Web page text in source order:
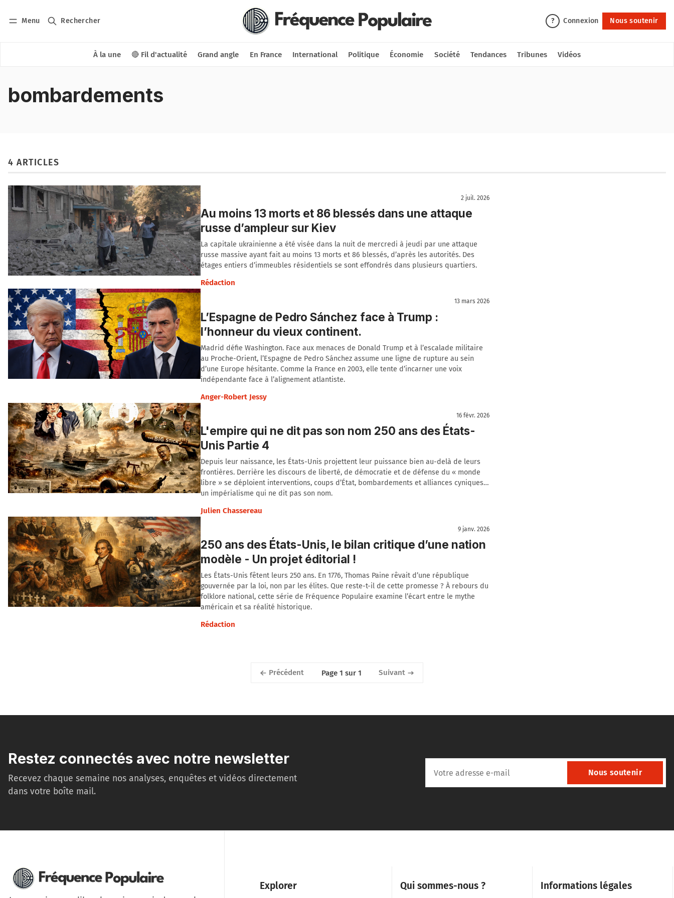
Menu Rechercher ? Connexion Nous soutenir
À la une 🔴 Fil d'actualité Grand angle En France International Politique Économie Société Tendances Tribunes Vidéos
Nous soutenir
bombardements
4 ARTICLES
2 juil. 2026
Au moins 13 morts et 86 blessés dans une attaque
russe d’ampleur sur Kiev
La capitale ukrainienne a été visée dans la nuit de mercredi à jeudi par une attaque
russe massive ayant fait au moins 13 morts et 86 blessés, d’après les autorités. Des
étages entiers d’immeubles résidentiels se sont effondrés dans plusieurs quartiers.
Rédaction
13 mars 2026
L’Espagne de Pedro Sánchez face à Trump :
l’honneur du vieux continent.
Madrid défie Washington. Face aux menaces de Donald Trump et à l’escalade militaire
au Proche-Orient, l’Espagne de Pedro Sánchez assume une ligne de rupture au sein
d’une Europe hésitante. Comme la France en 2003, elle tente d’incarner une voix
indépendante face à l’alignement atlantiste.
Anger-Robert Jessy
16 févr. 2026
L'empire qui ne dit pas son nom 250 ans des États-
Unis Partie 4
Depuis leur naissance, les États-Unis projettent leur puissance bien au-delà de leurs
frontières. Derrière les discours de liberté, de démocratie et de défense du « monde
libre » se déploient interventions, coups d’État, bombardements et alliances cyniques…
un impérialisme qui ne dit pas son nom.
Julien Chassereau
9 janv. 2026
250 ans des États-Unis, le bilan critique d’une nation
modèle - Un projet éditorial !
Les États-Unis fêtent leurs 250 ans. En 1776, Thomas Paine rêvait d’une république
gouvernée par la loi, non par les élites. Que reste-t-il de cette promesse ? À rebours du
folklore national, cette série de Fréquence Populaire examine l’écart entre le mythe
américain et sa réalité historique.
Rédaction
Précédent Page 1 sur 1 Suivant
Restez connectés avec notre newsletter
Recevez chaque semaine nos analyses, enquêtes et vidéos directement
dans votre boîte mail.
Nous soutenir
Explorer Qui sommes-nous ? Informations légales